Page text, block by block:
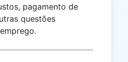
pagamento de
questões